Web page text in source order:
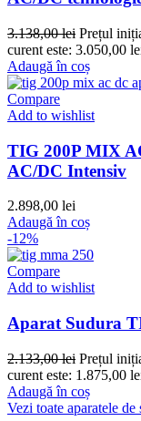
3.138,00lei Prețul
curent este: 3.050,00
Adaugă în coș
Compare
Add to wishlist
TIG 200P MIX
AC/DC Intensiv
2.898,00 lei
Adaugă în coș
-12%
Compare
Add to wishlist
Aparat Sudura
2.133,00lei Prețul
curent este: 1.875,00
Adaugă în coș
Vezi toate aparatele